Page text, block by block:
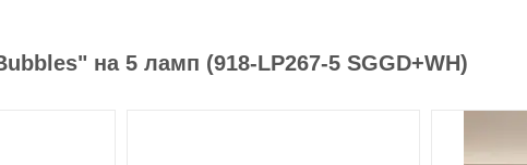
на 5 ламп (918-LP267-5 SGGD+WH)